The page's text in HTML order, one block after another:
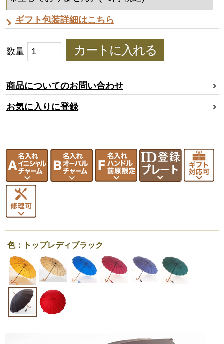
ギフト包装詳細はこちら
数量
商品についてのお問い合わせ
お気に入りに登録
色：トップレディブラック